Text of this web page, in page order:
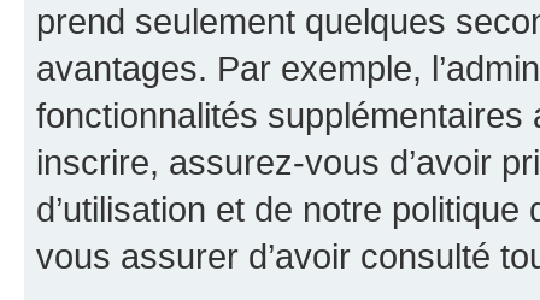
prend seulement quelques
avantages. Par exemple,
fonctionnalités
inscrire, assurez-vous d’avoir
d’utilisation et de notre
vous assurer d’avoir consulté